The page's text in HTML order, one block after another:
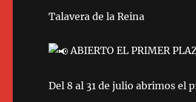
Talavera de la Reina
ABIERTO EL PRIMER
Del 8 al 31 de julio abrimos el